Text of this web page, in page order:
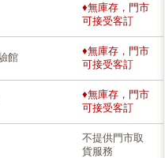
♦無庫存，門市
可接受客訂
館
♦無庫存，門市
可接受客訂
♦無庫存，門市
可接受客訂
不提供門市取
貨服務